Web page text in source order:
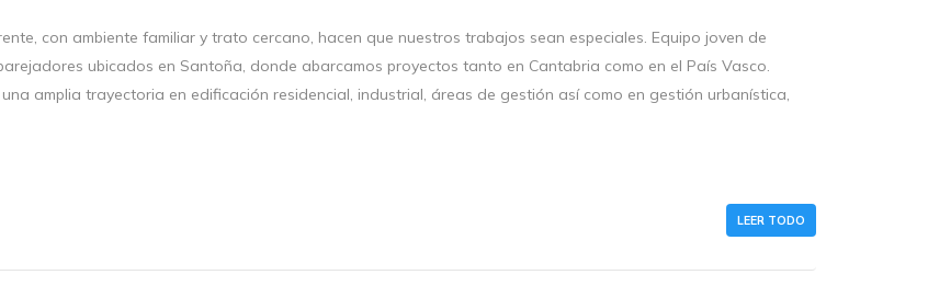
con ambiente familiar y trato cercano, hacen que nuestros trabajos sean especiales. Equipo joven de
ubicados en Santoña, donde abarcamos proyectos tanto en Cantabria como en el País Vasco.
amplia trayectoria en edificación residencial, industrial, áreas de gestión así como en gestión urbanística,
LEER TODO